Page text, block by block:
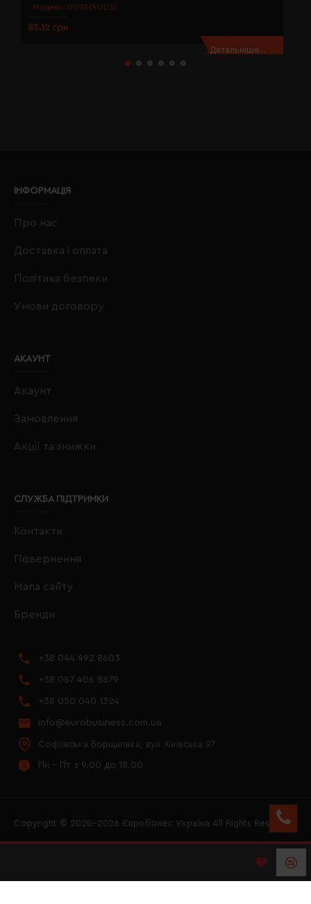
Модель: 01198(SOL’S)
85.12 грн
Детальніше...
ІНФОРМАЦІЯ
Про нас
Доставка і оплата
Політика безпеки
Умови договору
АКАУНТ
Акаунт
Замовлення
Акції та знижки
СЛУЖБА ПІДТРИМКИ
Контакти
Повернення
Мапа сайту
Бренди
+38 044 492 8603
+38 067 406 8679
+38 050 040 1324
info@eurobusiness.com.ua
Софіївська Борщагівка, вул. Київська 97
Пн - Пт з 9.00 до 18.00
Copyright © 2020–2026 Євробізнес Україна All Rights Reserved
LOGO ЄВРОБІЗНЕС